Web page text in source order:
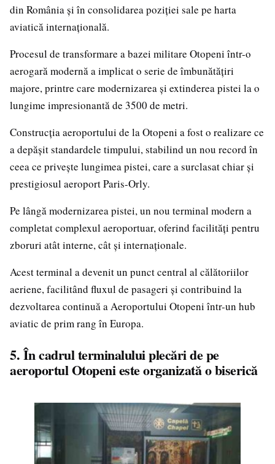
din România și în consolidarea poziției sale pe harta
aviatică internațională.
Procesul de transformare a bazei militare Otopeni într-o
aerogară modernă a implicat o serie de îmbunătățiri
majore, printre care modernizarea și extinderea pistei la o
lungime impresionantă de 3500 de metri.
Construcția aeroportului de la Otopeni a fost o realizare ce
a depășit standardele timpului, stabilind un nou record în
ceea ce privește lungimea pistei, care a surclasat chiar și
prestigiosul aeroport Paris-Orly.
Pe lângă modernizarea pistei, un nou terminal modern a
completat complexul aeroportuar, oferind facilități pentru
zboruri atât interne, cât și internaționale.
Acest terminal a devenit un punct central al călătoriilor
aeriene, facilitând fluxul de pasageri și contribuind la
dezvoltarea continuă a Aeroportului Otopeni într-un hub
aviatic de prim rang în Europa.
5. În cadrul terminalului plecări de pe
aeroportul Otopeni este organizată o biserică